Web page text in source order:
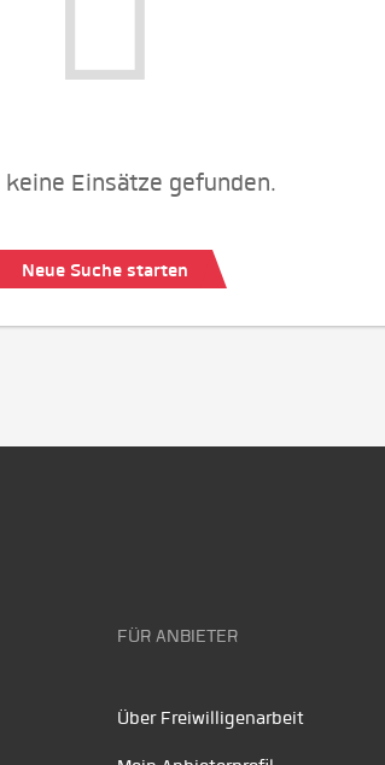
keine Einsätze gefunden.
Neue Suche starten
FÜR ANBIETER
Über Freiwilligenarbeit